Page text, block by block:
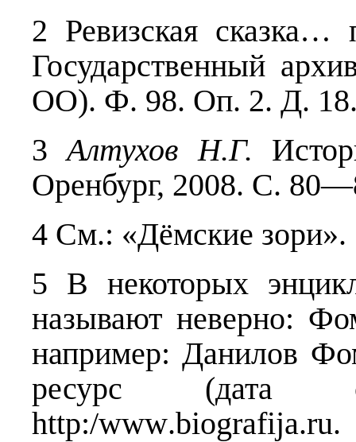
2 Ревизская
Государственный
ОО). Ф. 98. Оп. 2. Д.
3Алтухов Н.Г.
Оренбург, 2008. С.
4 См.: «Дёмские
5 В некоторых
называют неверно:
например: Данилов
ресурс (дата
http:/www.biografija.ru.